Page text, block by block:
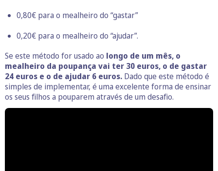
0,80€ para o mealheiro do “gastar”
0,20€ para o mealheiro do “ajudar”.
Se este método for usado ao longo de um mês, o
mealheiro da poupança vai ter 30 euros, o de gastar
24 euros e o de ajudar 6 euros. Dado que este método é
simples de implementar, é uma excelente forma de ensinar
os seus filhos a pouparem através de um desafio.